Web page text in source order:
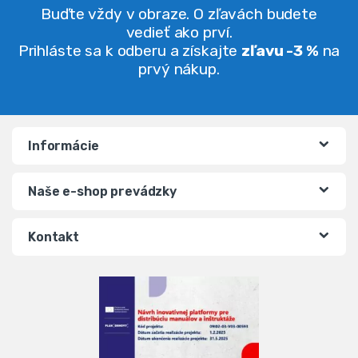
Buďte vždy v obraze. O zľavách budete
vedieť ako prví.
Prihláste sa k odberu a získajte zľavu -3 % na
prvý nákup.
Informácie
Naše e-shop prevádzky
Kontakt